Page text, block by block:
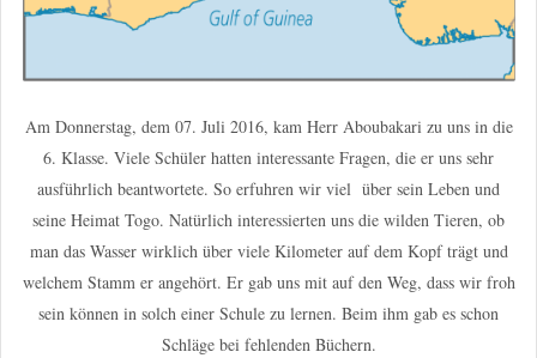
Am Donnerstag, dem 07. Juli 2016, kam Herr Aboubakari zu uns in die
6. Klasse. Viele Schüler hatten interessante Fragen, die er uns sehr
ausführlich beantwortete. So erfuhren wir viel über sein Leben und
seine Heimat Togo. Natürlich interessierten uns die wilden Tieren, ob
man das Wasser wirklich über viele Kilometer auf dem Kopf trägt und
welchem Stamm er angehört. Er gab uns mit auf den Weg, dass wir froh
sein können in solch einer Schule zu lernen. Beim ihm gab es schon
Schläge bei fehlenden Büchern.